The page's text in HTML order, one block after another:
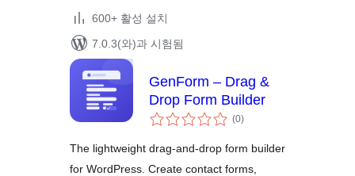
600+ 활성 설치
7.0.3(와)과 시험됨
GenForm – Drag &
Drop Form Builder
(0전
체)
The lightweight drag-and-drop form builder
for WordPress. Create contact forms,